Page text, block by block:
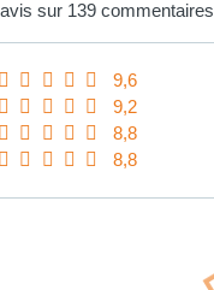
avis sur 139 commentaires
9,6
9,2
8,8
8,8